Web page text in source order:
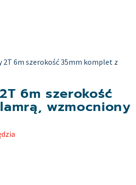
2T 6m szerokość 35mm komplet z
6m szerokość
wzmocniony